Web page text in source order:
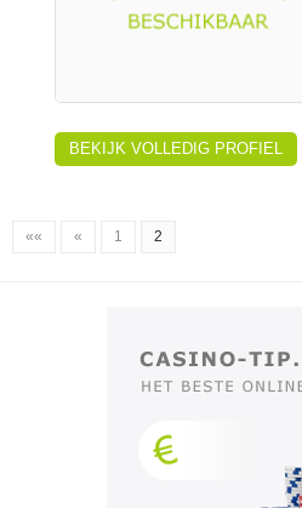
BEKIJK VOLLEDIG PROFIEL
«« « 1 2